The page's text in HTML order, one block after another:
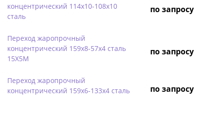
концентрический 114х10-108х10
сталь
по запросу
Переход жаропрочный
концентрический 159х8-57х4 сталь
15Х5М
по запросу
Переход жаропрочный
концентрический 159х6-133х4 сталь
по запросу